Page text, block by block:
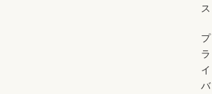
ス
プ
ラ
イ
バ